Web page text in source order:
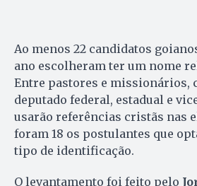
Ao menos 22 candidatos
ano escolheram ter um nome
Entre pastores e missionários,
deputado federal, estadual e
usarão referências cristãs nas
foram 18 os postulantes que
tipo de identificação.
O levantamento foi feito pelo